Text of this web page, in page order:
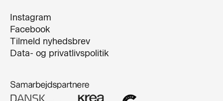
Instagram
Facebook
Tilmeld nyhedsbrev
Data- og privatlivspolitik